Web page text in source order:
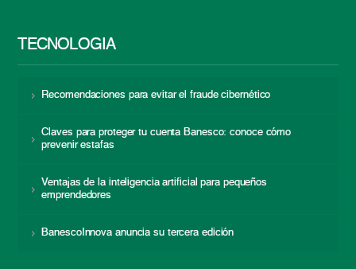
TECNOLOGÍA
Recomendaciones para evitar el fraude cibernético
Claves para proteger tu cuenta Banesco: conoce cómo
prevenir estafas
Ventajas de la inteligencia artificial para pequeños
emprendedores
BanescoInnova anuncia su tercera edición